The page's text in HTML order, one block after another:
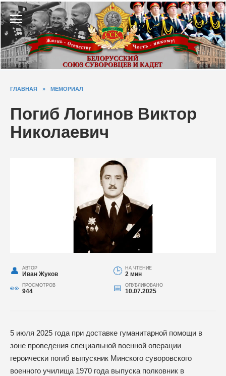
Перейти
к
содержанию
ГЛАВНАЯ » МЕМОРИАЛ
Погиб Логинов Виктор
Николаевич
АВТОР
Иван Жуков
НА ЧТЕНИЕ
2 мин
ПРОСМОТРОВ
944
ОПУБЛИКОВАНО
10.07.2025
5 июля 2025 года при доставке гуманитарной помощи в
зоне проведения специальной военной операции
героически погиб выпускник Минского суворовского
военного училища 1970 года выпуска полковник в